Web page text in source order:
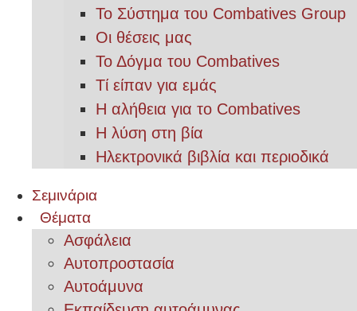
Το Σύστημα του Combatives Group
Οι θέσεις μας
Το Δόγμα του Combatives
Τί είπαν για εμάς
Η αλήθεια για το Combatives
Η λύση στη βία
Ηλεκτρονικά βιβλία και περιοδικά
Σεμινάρια
Θέματα
Ασφάλεια
Αυτοπροστασία
Αυτοάμυνα